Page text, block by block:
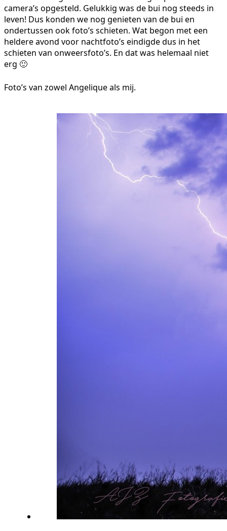
camera’s opgesteld. Gelukkig was de bui nog steeds in
leven! Dus konden we nog genieten van de bui en
ondertussen ook foto’s schieten. Wat begon met een
heldere avond voor nachtfoto’s eindigde dus in het
schieten van onweersfoto’s. En dat was helemaal niet
erg 🙂
Foto’s van zowel Angelique als mij.